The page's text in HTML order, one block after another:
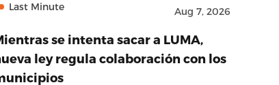
Last Minute Aug 7, 2026
se intenta sacar a LUMA,
ley regula colaboración con los